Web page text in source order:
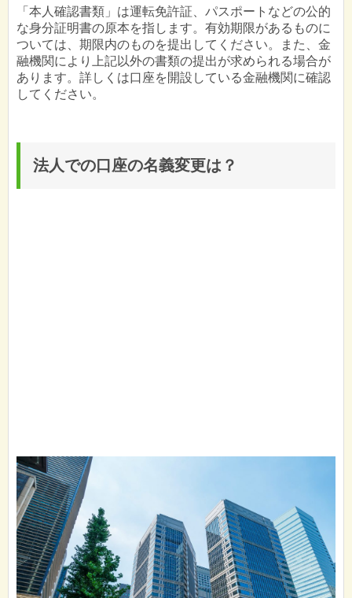
「本人確認書類」は運転免許証、パスポートなどの公的
な身分証明書の原本を指します。有効期限があるものに
ついては、期限内のものを提出してください。また、金
融機関により上記以外の書類の提出が求められる場合が
あります。詳しくは口座を開設している金融機関に確認
してください。
法人での口座の名義変更は？